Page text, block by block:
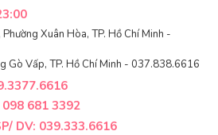
Xuân Hòa, TP. Hồ Chí Minh -
Gò Vấp, TP. Hồ Chí Minh - 037.838.6616
098 681 3392
DV: 039.333.6616